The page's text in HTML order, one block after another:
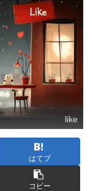
like
はてブ
コピー